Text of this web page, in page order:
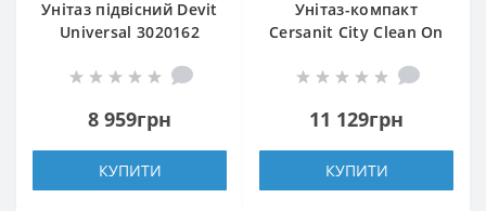
Унітаз підвісний Devit
Universal 3020162
сидінням soft-close,
8 959грн
КУПИТИ
Унітаз-компакт
Cersanit City Clean On
дюропласту Soft Close
11 129грн
КУПИТИ